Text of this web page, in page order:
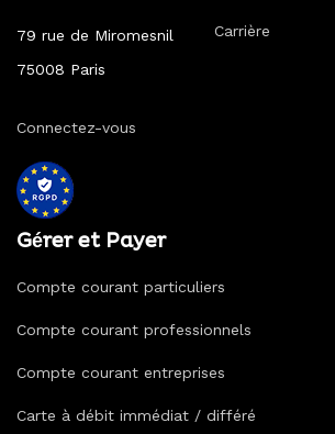
79 rue de Miromesnil
75008 Paris
Connectez-vous
Carrière
Gérer et Payer
Compte courant particuliers
Compte courant professionnels
Compte courant entreprises
Carte à débit immédiat / différé